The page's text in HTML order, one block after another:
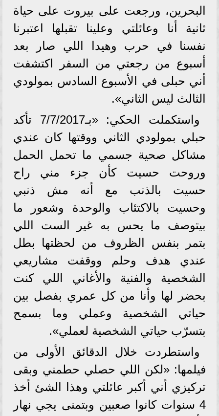
البحرين، ورجعت على بيروت على حياة
ثانية أنا وعائلتي وعلينا تقبلها اعتبرنا
نفسنا في حرب وهيدا اللي صار بعد
أسبوع من رجعتي من السفر اكتشفت
أني حبلى في الأسبوع السادس بمولودي
الثالث ليس الثاني».
واستكملت الحكي: «بـ7/7/2017 تأكد
حبلي بمولودي الثاني ووقتها كان عندي
مشاكل صحية جسمي ما تحمل الحمل
وروحت حسيت كأن جزء مني راح
حسيت بالذنب مع أنه مش ذنبي
وحسيت بالاكتئاب والوحدة وشعور ما
بيتوصف ما يحس به غير الست اللي
بتمر بنفس الظروف من لحظتها بطل
عندي هدف وحلم ووقفت مشاريعي
الشخصية والفنية والأغاني اللي كنت
بحضر لها وأنا من كل عمري بفصل بين
حياتي الشخصية وعملي وما بسمح
بتسرّب حياتي الشخصية لعملي».
واستطردت خلال الدقائق الأولى من
فيلمها: «لكن اللي حصلي حطمني وبقى
تركيزي أني أكبر عائلتي وهذا الشئ أخذ
4 سنوات كانوا صعبين وبتمنى يجي نهار